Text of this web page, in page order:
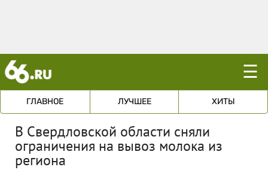
☰
ГЛАВНОЕ ЛУЧШЕЕ ХИТЫ
В Свердловской области сняли
ограничения на вывоз молока из
региона